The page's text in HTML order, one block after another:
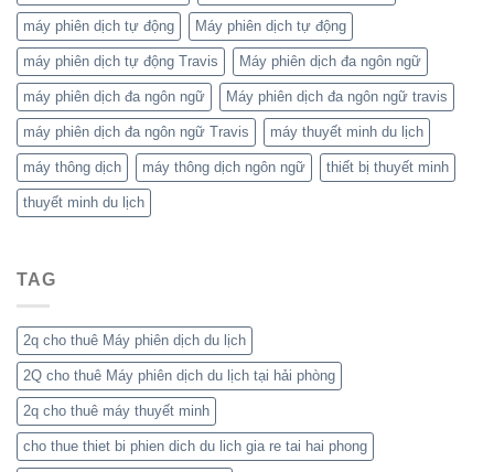
máy phiên dịch tự động Máy phiên dịch tự động
máy phiên dịch tự động Travis Máy phiên dịch đa ngôn ngữ
máy phiên dịch đa ngôn ngữ Máy phiên dịch đa ngôn ngữ travis
máy phiên dịch đa ngôn ngữ Travis máy thuyết minh du lịch
máy thông dịch máy thông dịch ngôn ngữ thiết bị thuyết minh
thuyết minh du lịch
TAG
2q cho thuê Máy phiên dịch du lịch
2Q cho thuê Máy phiên dịch du lịch tại hải phòng
2q cho thuê máy thuyết minh
cho thue thiet bi phien dich du lich gia re tai hai phong